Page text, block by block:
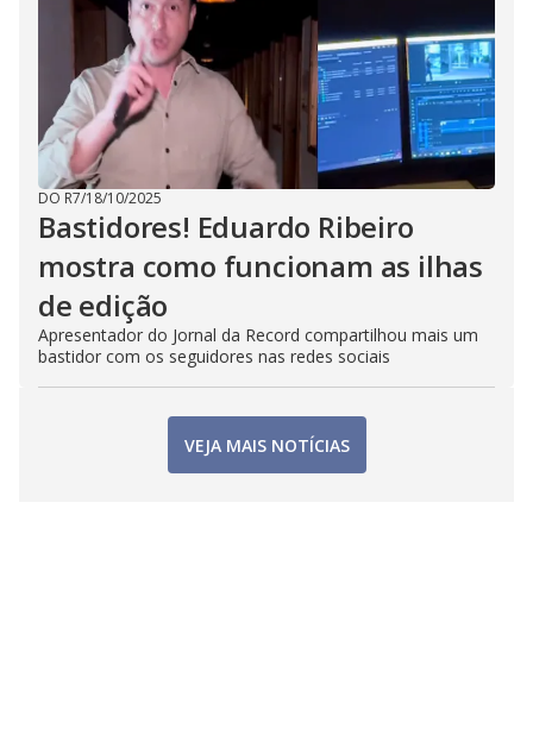
DO R7/18/10/2025
Bastidores! Eduardo Ribeiro
mostra como funcionam as ilhas
de edição
Apresentador do Jornal da Record compartilhou mais um
bastidor com os seguidores nas redes sociais
VEJA MAIS NOTÍCIAS